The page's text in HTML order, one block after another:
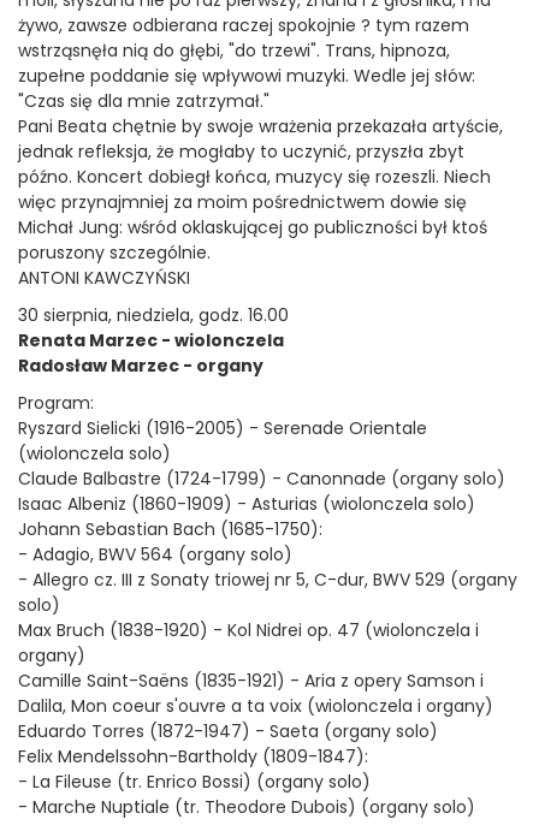
żywo, zawsze odbierana raczej spokojnie ? tym razem
wstrząsnęła nią do głębi, "do trzewi". Trans, hipnoza,
zupełne poddanie się wpływowi muzyki. Wedle jej słów:
"Czas się dla mnie zatrzymał."
Pani Beata chętnie by swoje wrażenia przekazała artyście,
jednak refleksja, że mogłaby to uczynić, przyszła zbyt
późno. Koncert dobiegł końca, muzycy się rozeszli. Niech
więc przynajmniej za moim pośrednictwem dowie się
Michał Jung: wśród oklaskującej go publiczności był ktoś
poruszony szczególnie.
ANTONI KAWCZYŃSKI
30 sierpnia, niedziela, godz. 16.00
Renata Marzec - wiolonczela
Radosław Marzec - organy
Program:
Ryszard Sielicki (1916-2005) - Serenade Orientale
(wiolonczela solo)
Claude Balbastre (1724-1799) - Canonnade (organy solo)
Isaac Albeniz (1860-1909) - Asturias (wiolonczela solo)
Johann Sebastian Bach (1685-1750):
- Adagio, BWV 564 (organy solo)
- Allegro cz. III z Sonaty triowej nr 5, C-dur, BWV 529 (organy
solo)
Max Bruch (1838-1920) - Kol Nidrei op. 47 (wiolonczela i
organy)
Camille Saint-Saëns (1835-1921) - Aria z opery Samson i
Dalila, Mon coeur s'ouvre a ta voix (wiolonczela i organy)
Eduardo Torres (1872-1947) - Saeta (organy solo)
Felix Mendelssohn-Bartholdy (1809-1847):
- La Fileuse (tr. Enrico Bossi) (organy solo)
- Marche Nuptiale (tr. Theodore Dubois) (organy solo)